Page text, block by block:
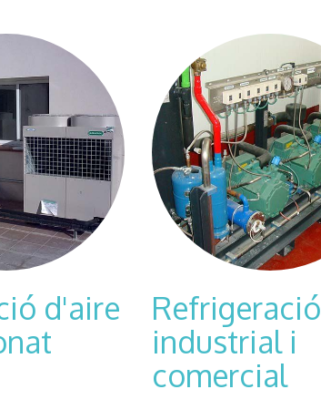
d'aire
Refrigeració
industrial i
comercial